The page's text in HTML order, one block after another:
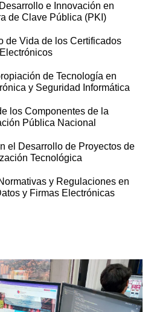
e Innovación en
de Clave Pública (PKI)
de Vida de los Certificados
Electrónicos
de Tecnología en
y Seguridad Informática
los Componentes de la
Pública Nacional
el Desarrollo de Proyectos de
Tecnológica
y Regulaciones en
y Firmas Electrónicas